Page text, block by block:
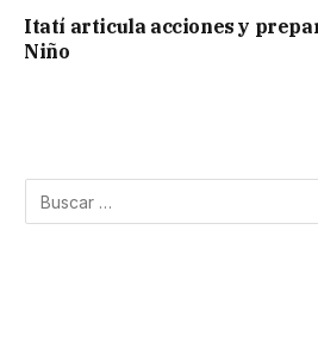
Itatí articula acciones y
Niño